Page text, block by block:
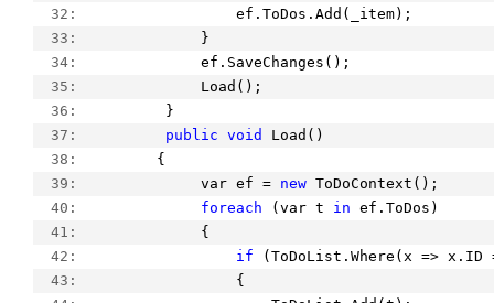
  32:
                ef.ToDos.Add(_item);
  33:
            }
  34:
            ef.SaveChanges();
  35:
            Load();
  36:
        }
  37:
public void
Load()
  38:
       {
  39:
            var ef =
new ToDoContext();
  40:
foreach (var t in ef.ToDos)
  41:
            {
  42:
if (ToDoList.Where(x =>
  43:
                {